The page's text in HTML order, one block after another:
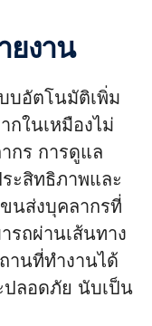
ยงาน
บอัตโนมัติเพิ่ม
ในเหมืองไม่
กร การดูแล
ะสิทธิภาพและ
นส่งบุคลากรที่
รถผ่านเส้นทาง
านที่ทำงานได้
ปลอดภัย นับเป็น